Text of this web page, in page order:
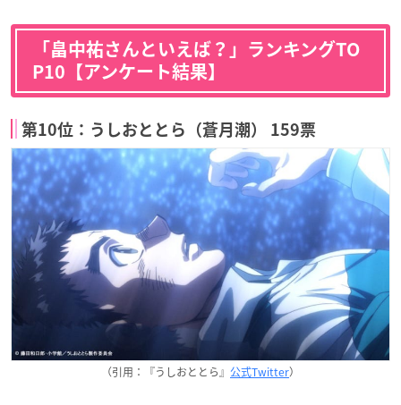
「畠中祐さんといえば？」ランキングTO
P10【アンケート結果】
第10位：うしおととら（蒼月潮） 159票
（引用：『うしおととら』 公式Twitter）